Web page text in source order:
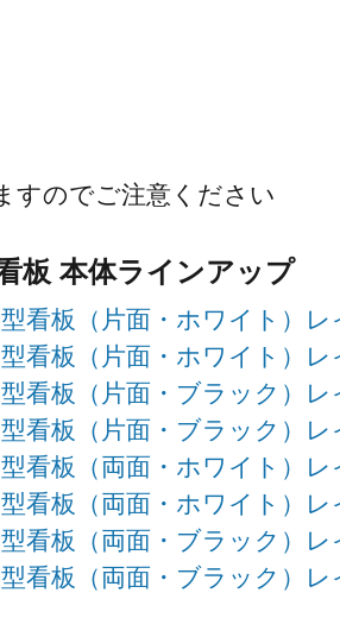
すのでご注意ください
板 本体ラインアップ
看板（片面・ホワイト）
看板（片面・ホワイト）
看板（片面・ブラック）
看板（片面・ブラック）
看板（両面・ホワイト）
看板（両面・ホワイト）
看板（両面・ブラック）
看板（両面・ブラック）